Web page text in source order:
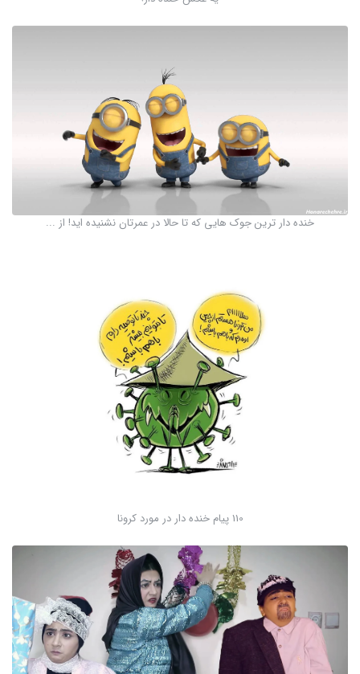
خنده دار ترین جوک هایی که تا حالا در عمرتان نشنیده اید! از ...
110 پیام خنده دار در مورد کرونا